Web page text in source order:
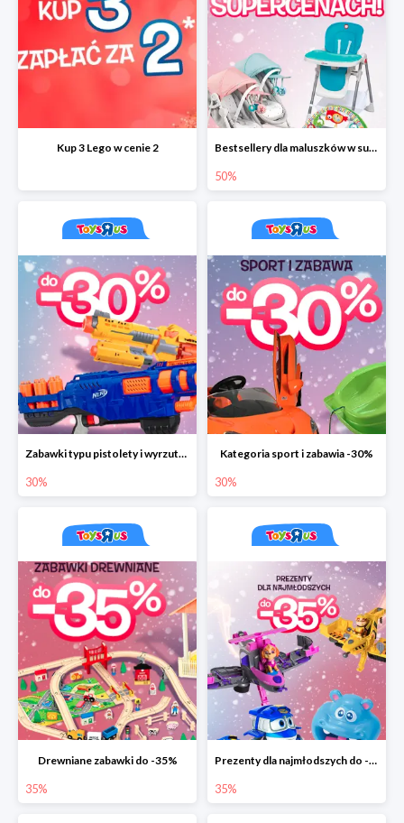
Kup 3 Lego w cenie 2 Bestsellery dla maluszków w supercenach do -50%
50%
Zabawki typu pistolety i wyrzutnie do -30%
30%
Kategoria sport i zabawia -30%
30%
Drewniane zabawki do -35%
35%
Prezenty dla najmłodszych do -35%
35%